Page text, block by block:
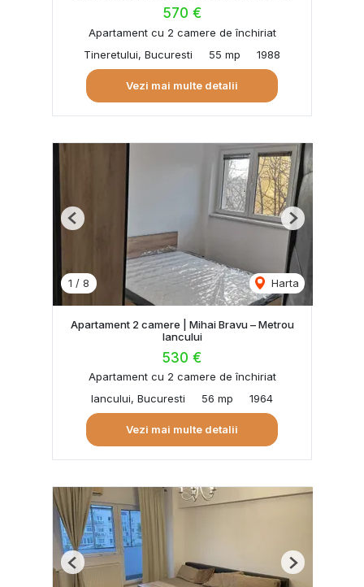
570 €
Apartament cu 2 camere de închiriat
Tineretului, Bucuresti
55 mp 1988
Vezi mai multe detalii
1 / 8 Harta
Previous Next
Apartament 2 camere | Mihai Bravu – Metrou
Iancului
530 €
Apartament cu 2 camere de închiriat
Iancului, Bucuresti
56 mp 1964
Vezi mai multe detalii
Previous Next